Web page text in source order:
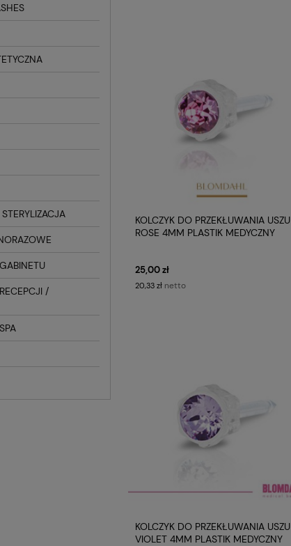
/
KOLCZYK DO PRZEKŁUWANIA USZU
ROSE 4MM PLASTIK MEDYCZNY
25,00 zł
20,33 zł netto
KOLCZYK DO PRZEKŁUWANIA USZU
VIOLET 4MM PLASTIK MEDYCZNY